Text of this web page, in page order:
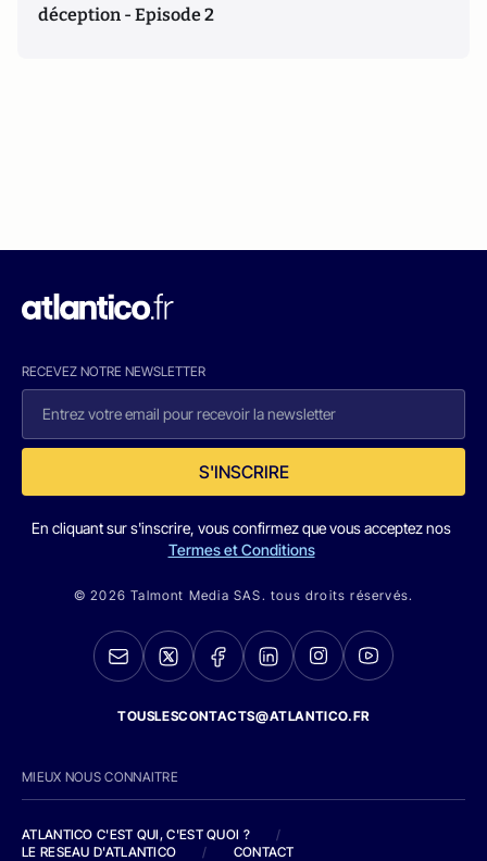
déception - Episode 2
RECEVEZ NOTRE NEWSLETTER
S'INSCRIRE
En cliquant sur s'inscrire, vous confirmez que vous acceptez nos
Termes et Conditions
© 2026 Talmont Media SAS. tous droits réservés.
TOUSLESCONTACTS@ATLANTICO.FR
MIEUX NOUS CONNAITRE
ATLANTICO C'EST QUI, C'EST QUOI ?
/
LE RESEAU D'ATLANTICO
/ CONTACT